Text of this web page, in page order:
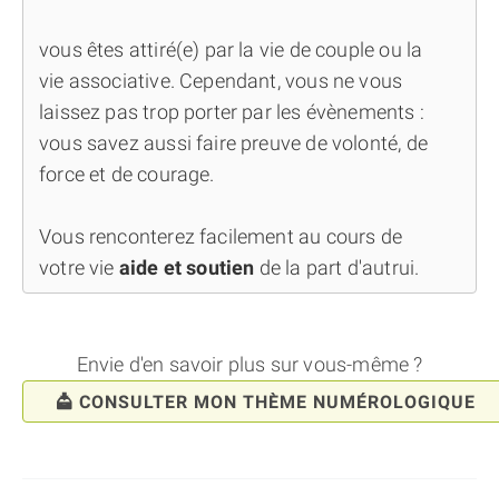
vous êtes attiré(e) par la vie de couple ou la
vie associative. Cependant, vous ne vous
laissez pas trop porter par les évènements :
vous savez aussi faire preuve de volonté, de
force et de courage.
Vous renconterez facilement au cours de
votre vie aide et soutien de la part d'autrui.
Envie d'en savoir plus sur vous-même ?
CONSULTER MON THÈME NUMÉROLOGIQUE